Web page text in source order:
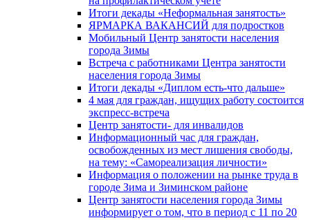
Итоги декады «Неформальная занятость»
ЯРМАРКА ВАКАНСИЙ для подростков
Мобильный Центр занятости населения
города Зимы
Встреча с работниками Центра занятости
населения города Зимы
Итоги декады «Диплом есть-что дальше»
4 мая для граждан, ищущих работу состоится
экспресс-встреча
Центр занятости- для инвалидов
Информационный час для граждан,
освобожденных из мест лишения свободы,
на тему: «Самореализация личности»
Информация о положении на рынке труда в
городе Зима и Зиминском районе
Центр занятости населения города Зимы
информирует о том, что в период с 11 по 20